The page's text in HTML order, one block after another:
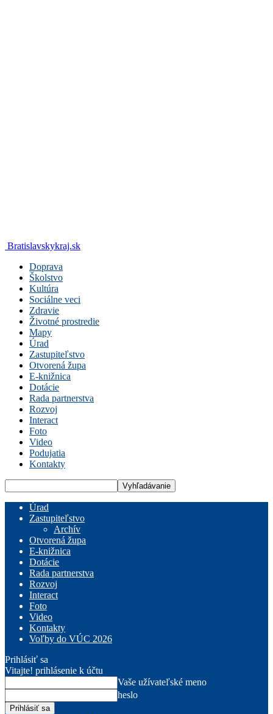
Bratislavskykraj.sk
Doprava
Školstvo
Kultúra
Sociálne veci
Zdravie
Životné prostredie
Mapy
Úrad
Zastupiteľstvo
Otvorená župa
E-knižnica
Dotácie
Rada partnerstva
Rozvoj
Interact
Foto
Video
Podujatia
Kontakty
Úrad
Zastupiteľstvo
Archív
Otvorená župa
E-knižnica
Dotácie
Rada partnerstva
Rozvoj
Interact
Foto
Video
Kontakty
Voľby do VÚC 2026
Prihlásiť sa
Vitajte! prihlásenie k účtu
Vaše užívateľské meno
heslo